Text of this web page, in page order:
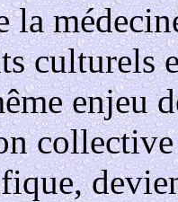
la
culturels
enjeu